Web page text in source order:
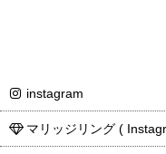
instagram
マリッジリング (